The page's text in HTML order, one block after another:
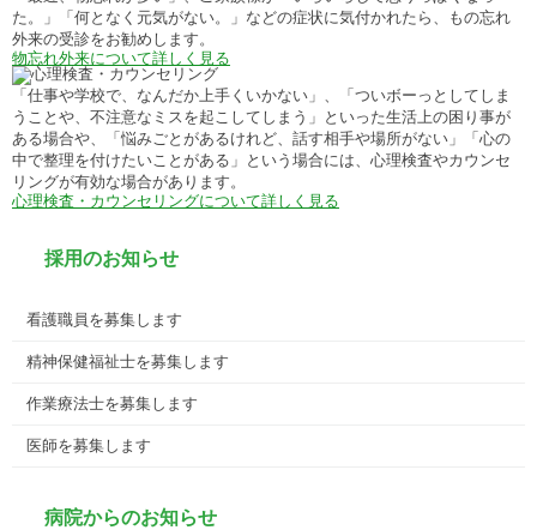
た。」「何となく元気がない。」などの症状に気付かれたら、もの忘れ
外来の受診をお勧めします。
物忘れ外来について詳しく見る
「仕事や学校で、なんだか上手くいかない」、「ついボーっとしてしま
うことや、不注意なミスを起こしてしまう」といった生活上の困り事が
ある場合や、「悩みごとがあるけれど、話す相手や場所がない」「心の
中で整理を付けたいことがある」という場合には、心理検査やカウンセ
リングが有効な場合があります。
心理検査・カウンセリングについて詳しく見る
採用のお知らせ
看護職員を募集します
精神保健福祉士を募集します
作業療法士を募集します
医師を募集します
病院からのお知らせ